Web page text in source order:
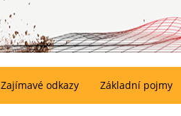
Zajímavé odkazy Základní pojmy